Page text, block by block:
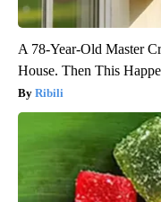
A 78-Year-Old Master
House. Then This
Ribili